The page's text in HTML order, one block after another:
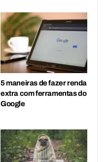
5 maneiras de fazer renda
extra com ferramentas do
Google